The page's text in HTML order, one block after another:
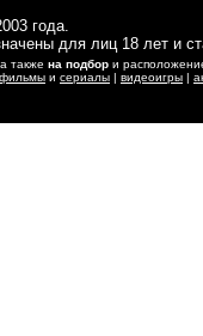
года.
для лиц 18 лет и
также на подбор и
фильмы и сериалы | видеоигры |